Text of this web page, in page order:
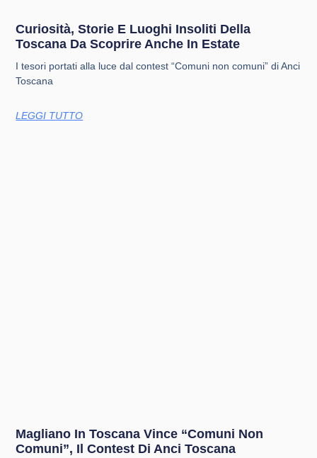
Curiosità, Storie E Luoghi Insoliti Della
Toscana Da Scoprire Anche In Estate
I tesori portati alla luce dal contest “Comuni non comuni” di Anci
Toscana
LEGGI TUTTO
Magliano In Toscana Vince “Comuni Non
Comuni”, Il Contest Di Anci Toscana